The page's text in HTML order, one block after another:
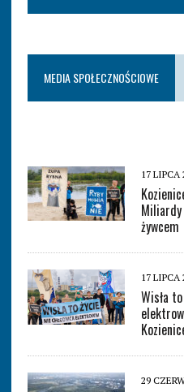
MEDIA SPOŁECZNOŚCIOWE
17 LIPCA
żywcem
17 LIPCA
Wisła
29